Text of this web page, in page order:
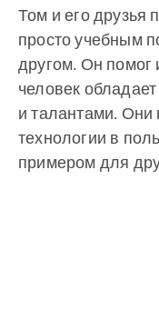
Том и его друзья
просто учебным
другом. Он помог
человек
и талантами. Они
технологии в
примером для